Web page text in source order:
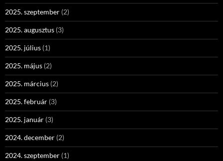
2025. szeptember (2)
2025. augusztus (3)
2025. július (1)
2025. május (2)
2025. március (2)
2025. február (3)
2025. január (3)
2024. december (2)
2024. szeptember (1)